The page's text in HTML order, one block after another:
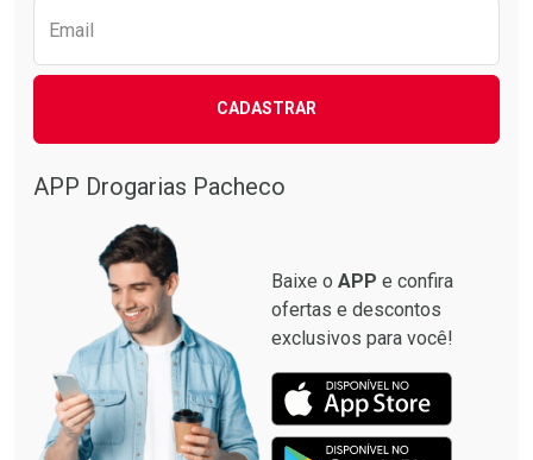
Email
CADASTRAR
APP Drogarias Pacheco
Baixe o APP e confira
ofertas e descontos
exclusivos para você!